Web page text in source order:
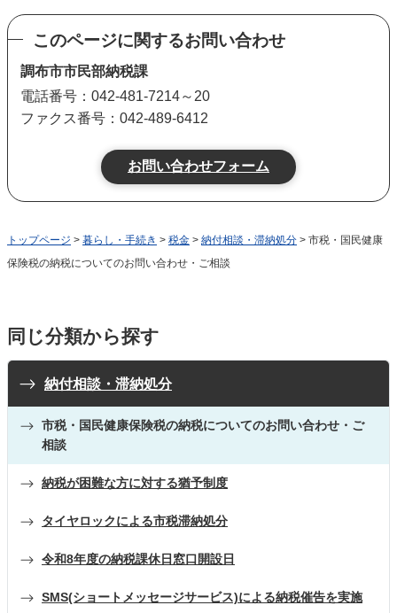
このページに関するお問い合わせ
調布市市民部納税課
電話番号：042-481-7214～20
ファクス番号：042-489-6412
トップページ > 暮らし・手続き > 税金 > 納付相談・滞納処分 > 市税・国民健康
保険税の納税についてのお問い合わせ・ご相談
同じ分類から探す
納付相談・滞納処分
市税・国民健康保険税の納税についてのお問い合わせ・ご
相談
納税が困難な方に対する猶予制度
タイヤロックによる市税滞納処分
令和8年度の納税課休日窓口開設日
SMS(ショートメッセージサービス)による納税催告を実施